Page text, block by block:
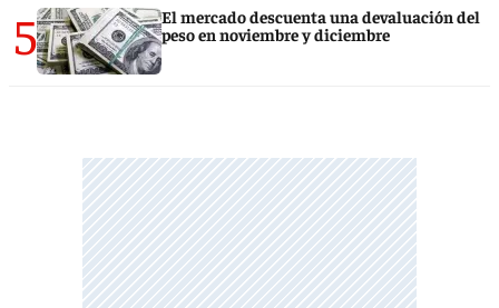
5
El mercado descuenta una devaluación del
peso en noviembre y diciembre